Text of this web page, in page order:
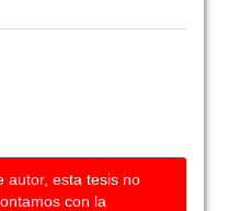
autor, esta tesis no
con la